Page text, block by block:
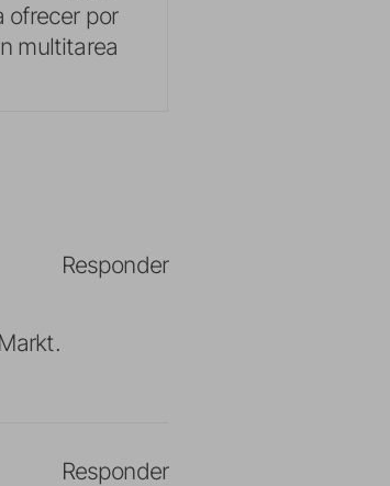
ofrecer por
multitarea
Responder
Responder